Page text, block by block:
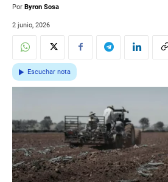
Por Byron Sosa
2 junio, 2026
Escuchar nota